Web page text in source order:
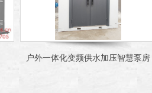
户外一体化变频供水加压智慧泵房